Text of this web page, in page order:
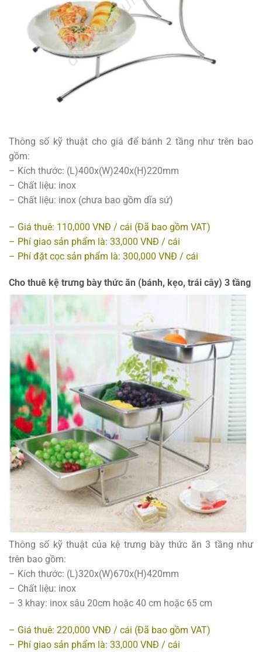
Thông số kỹ thuật cho giá để bánh 2 tầng như trên bao
gồm:
– Kích thước: (L)400x(W)240x(H)220mm
– Chất liệu: inox
– Chất liệu: inox (chưa bao gồm dĩa sứ)
– Giá thuê: 110,000 VNĐ / cái (Đã bao gồm VAT)
– Phí giao sản phẩm là: 33,000 VNĐ / cái
– Phí đặt cọc sản phẩm là: 300,000 VNĐ / cái
Cho thuê kệ trưng bày thức ăn (bánh, kẹo, trái cây) 3 tầng
Thông số kỹ thuật của kệ trưng bày thức ăn 3 tầng như
trên bao gồm:
– Kích thước: (L)320x(W)670x(H)420mm
– Chất liệu: inox
– 3 khay: inox sâu 20cm hoặc 40 cm hoặc 65 cm
– Giá thuê: 220,000 VNĐ / cái (Đã bao gồm VAT)
– Phí giao sản phẩm là: 33,000 VNĐ / cái